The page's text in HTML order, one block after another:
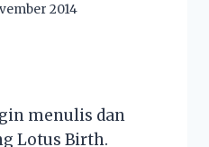
2014
menulis dan
Lotus Birth.